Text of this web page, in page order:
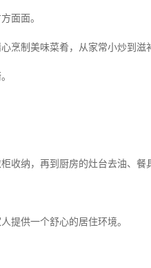
面面。
烹制美味菜肴，从家常小炒到滋
收纳，再到厨房的灶台去油、
提供一个舒心的居住环境。